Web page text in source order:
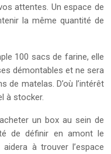
attentes. Un espace de
la même quantité de
100 sacs de farine, elle
démontables et ne sera
matelas. D’où l’intérêt
à stocker.
un box au sein de
de définir en amont le
à trouver l’espace